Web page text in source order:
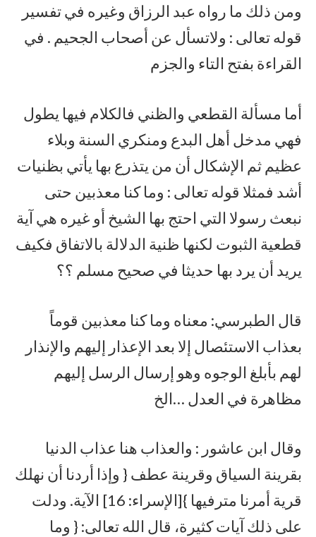
ومن ذلك ما رواه عبد الرزاق وغيره في تفسير
قوله تعالى : ولاتسأل عن أصحاب الجحيم . في
القراءة بفتح التاء والجزم
أما مسألة القطعي والظني فالكلام فيها يطول
فهي مدخل أهل البدع ومنكري السنة وبلاء
عظيم ثم الإشكال أن من يتذرع بها يأتي بظنيات
أشد فمثلا قوله تعالى : وما كنا معذبين حتى
نبعث رسولا التي احتج بها الشيخ أو غيره هي آية
قطعية الثبوت لكنها ظنية الدلالة بالاتفاق فكيف
يريد أن يرد بها حديثا في صحيح مسلم ؟؟
قال الطبرسي: معناه وما كنا معذبين قوماً
بعذاب الاستئصال إلا بعد الإعذار إليهم والإنذار
لهم بأبلغ الوجوه وهو إرسال الرسل إليهم
مظاهرة في العدل …الخ
وقال ابن عاشور : والعذاب هنا عذاب الدنيا
بقرينة السياق وقرينة عطف { وإذا أردنا أن نهلك
قرية أمرنا مترفيها }[الإسراء: 16] الآية. ودلت
على ذلك آيات كثيرة، قال الله تعالى: { وما